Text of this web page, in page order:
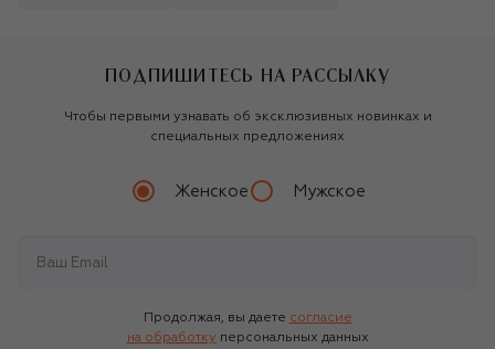
ПОДПИШИТЕСЬ НА РАССЫЛКУ
Чтобы первыми узнавать об эксклюзивных новинках и
специальных предложениях
Женское Мужское
Продолжая, вы даете согласие
на обработку персональных данных